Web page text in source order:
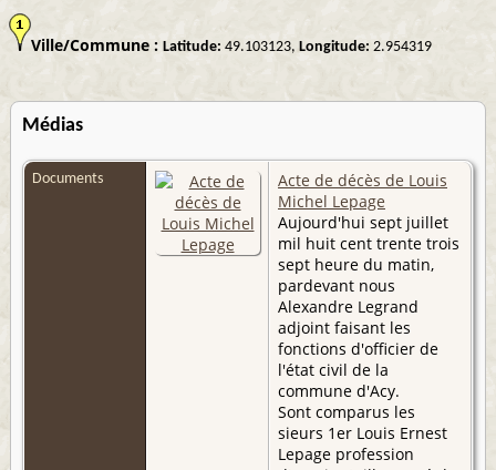
Ville/Commune : Latitude: 49.103123, Longitude: 2.954319
Médias
Documents
Acte de décès de Louis
Michel Lepage
Aujourd'hui sept juillet
mil huit cent trente trois
sept heure du matin,
pardevant nous
Alexandre Legrand
adjoint faisant les
fonctions d'officier de
l'état civil de la
commune d'Acy.
Sont comparus les
sieurs 1er Louis Ernest
Lepage profession